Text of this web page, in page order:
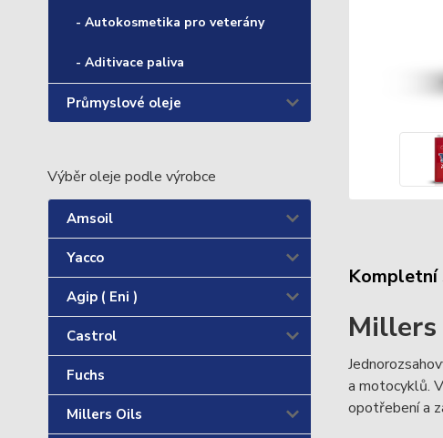
- Autokosmetika pro veterány
- Aditivace paliva
Průmyslové oleje
Výběr oleje podle výrobce
Amsoil
Yacco
Agip ( Eni )
Castrol
Fuchs
Millers Oils
Kompletní
a motocyklů.
opotřebení a